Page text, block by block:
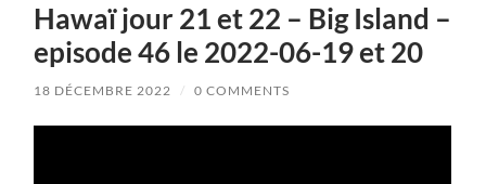
Hawaï jour 21 et 22 – Big Island –
episode 46 le 2022-06-19 et 20
18 DÉCEMBRE 2022 / 0 COMMENTS